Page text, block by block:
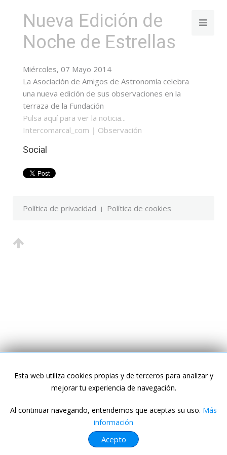
Nueva Edición de
Noche de Estrellas
Miércoles, 07 Mayo 2014
La Asociación de Amigos de Astronomía celebra
una nueva edición de sus observaciones en la
terraza de la Fundación
Pulsa aquí para ver la noticia...
Intercomarcal_com | Observación
Social
Esta web utiliza cookies propias y de terceros para analizar y
mejorar tu experiencia de navegación.
Al continuar navegando, entendemos que aceptas su uso. Más
información
Acepto
Política de privacidad Política de cookies